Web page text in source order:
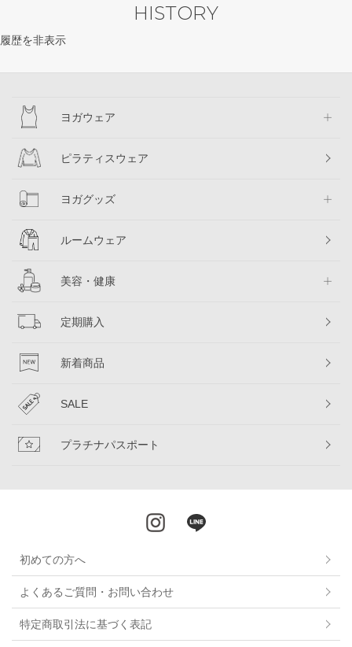
HISTORY
履歴を非表示
ヨガウェア
ピラティスウェア
ヨガグッズ
ルームウェア
美容・健康
定期購入
新着商品
SALE
プラチナパスポート
初めての方へ
よくあるご質問・お問い合わせ
特定商取引法に基づく表記